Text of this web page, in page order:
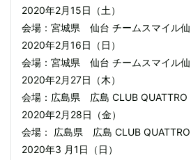
2020年2月15日（土）
会場：宮城県 仙台 チームスマイル
2020年2月16日（日）
会場：宮城県 仙台 チームスマイル
2020年2月27日（木）
会場：広島県 広島 CLUB QUATTRO
2020年2月28日（金）
会場： 広島県 広島 CLUB QUATTRO
2020年3 月1日（日）